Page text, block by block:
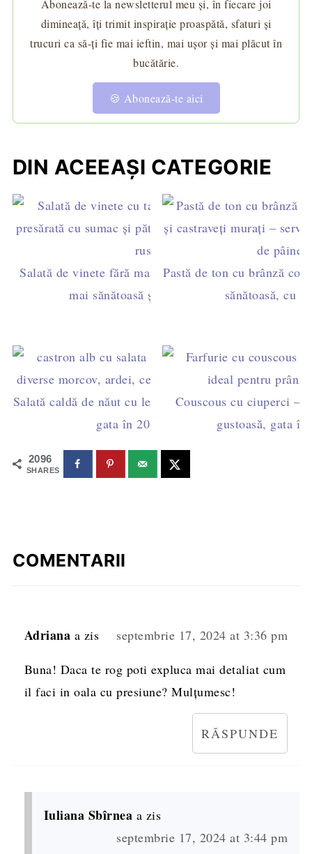
Abonează-te la newsletterul meu și, în fiecare joi
dimineață, îți trimit inspirație proaspătă, sfaturi și
trucuri ca să-ți fie mai ieftin, mai ușor și mai plăcut în
bucătărie.
🍪 Abonează-te aici
DIN ACEEAȘI CATEGORIE
Salată de vinete fără maioneză – rețeta cu tahini,
mai sănătoasă și mai cremoasă
Pastă de ton cu brânză
sănătoasă, cu
Salată caldă de năut cu legume – rapidă, sănătoasă,
gata în 20 de minute
Couscous cu ciuperci –
gustoasă, gata
2096
SHARES
COMENTARII
Adriana a zis septembrie 17, 2024 at 3:36 pm
Buna! Daca te rog poti expluca mai detaliat cum
il faci in oala cu presiune? Mulțumesc!
RĂSPUNDE
Iuliana Sbîrnea a zis
septembrie 17, 2024 at 3:44 pm